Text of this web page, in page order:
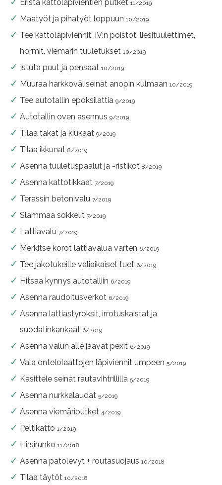
Eristä kattoläpivientien putket 11/2019
Maatyöt ja pihatyöt loppuun 10/2019
Tee kattoläpiviennit: IV:n poistot, liesituulettimet,
hormit, viemärin tuuletukset 10/2019
Istuta puut ja pensaat 10/2019
Muuraa harkkoväliseinät anopin kulmaan 10/2019
Tee autotallin epoksilattia 9/2019
Autotallin oven asennus 9/2019
Tilaa takat ja kiukaat 9/2019
Tilaa ikkunat 8/2019
Asenna tuuletuspaalut ja -ristikot 8/2019
Asenna kattotikkaat 7/2019
Terassin betonivalu 7/2019
Slammaa sokkelit 7/2019
Lattiavalu 7/2019
Merkitse korot lattiavalua varten 6/2019
Tee jakotukeille väliaikaiset tuet 6/2019
Hitsaa kynnys autotalliin 6/2019
Asenna raudoitusverkot 6/2019
Asenna lattiastyroksit, irrotuskaistat ja
suodatinkankaat 6/2019
Asenna valun alle jäävät pexit 6/2019
Vala ontelolaattojen läpiviennit umpeen 5/2019
Käsittele seinät rautavihtrillillä 5/2019
Asenna nurkkalaudat 5/2019
Asenna viemäriputket 4/2019
Peltikatto 1/2019
Hirsirunko 11/2018
Asenna patolevyt + routasuojaus 10/2018
Tilaa täytöt 10/2018